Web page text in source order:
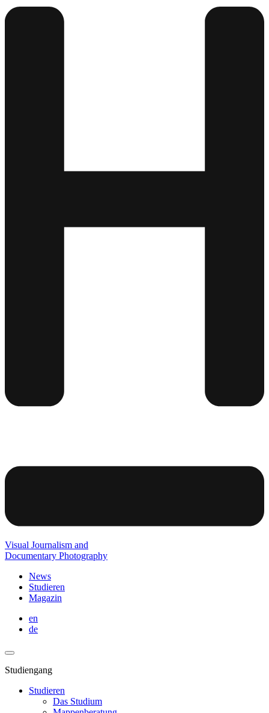
Visual Journalism and
Documentary Photography
News
Studieren
Magazin
en
de
Studiengang
Studieren
Das Studium